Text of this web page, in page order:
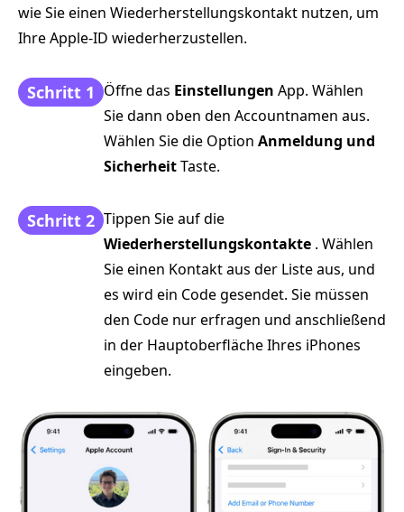
wie Sie einen Wiederherstellungskontakt nutzen, um
Ihre Apple‑ID wiederherzustellen.
Schritt 1 Öffne das Einstellungen App. Wählen
Sie dann oben den Accountnamen aus.
Wählen Sie die Option Anmeldung und
SicherheitTaste.
Schritt 2 Tippen Sie auf die
Wiederherstellungskontakte . Wählen
Sie einen Kontakt aus der Liste aus, und
es wird ein Code gesendet. Sie müssen
den Code nur erfragen und anschließend
in der Hauptoberfläche Ihres iPhones
eingeben.